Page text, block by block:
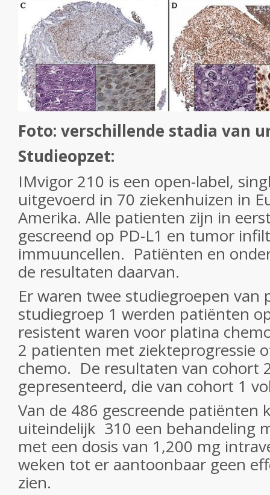
Foto: verschillende stadia van
Studieopzet:
IMvigor 210 is een open-label,
uitgevoerd in 70 ziekenhuizen in
Amerika. Alle patienten zijn in
gescreend op PD-L1 en tumor
immuuncellen. Patiënten en
de resultaten daarvan.
Er waren twee studiegroepen van
studiegroep 1 werden patiënten
resistent waren voor platina
2 patienten met ziekteprogressie
chemo. De resultaten van cohort
gepresenteerd, die van cohort 1
Van de 486 gescreende patiënten
uiteindelijk 310 een behandeling
met een dosis van 1,200 mg
weken tot er aantoonbaar geen
zien.